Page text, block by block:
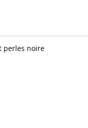
perles noire